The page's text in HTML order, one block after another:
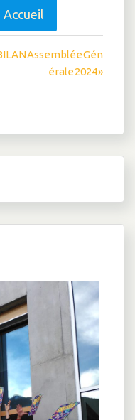
Assemblée Gén
érale 2024 »